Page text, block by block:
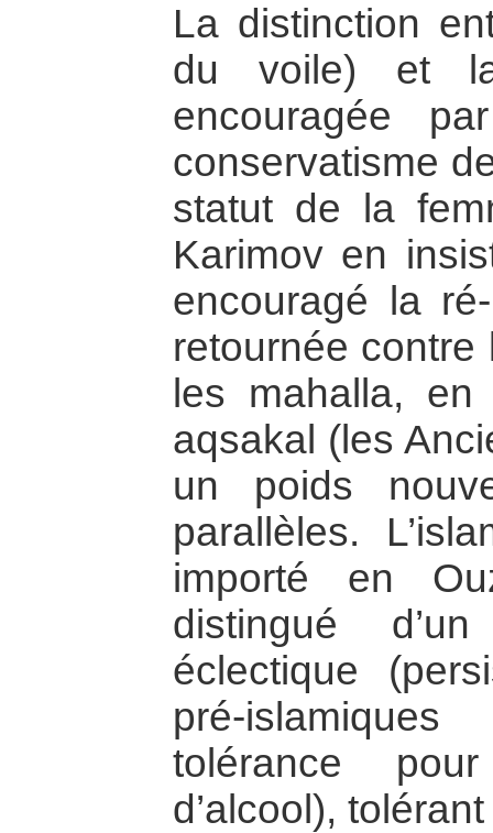
La distinction
du voile) et la
encouragée
conservatisme
statut de la
Karimov en
encouragé la
retournée
les mahalla, en
aqsakal (les
un poids
parallèles.
importé en
distingué
éclectique
pré-
tolérance
d’alcool),